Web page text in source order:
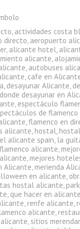
, actividades costa
directo, aeropuerto
, alicante hotel,
alicante,
, autobuses
, cafe en
, desayunar Alicante,
donde desayunar en
, espectáculo
de
,flamenco en
alicante, hostal,
alicante spain, la
alicante,
, mejores
Alicante, merienda
en alicante,
hostal alicante,
, que hacer en alicante
, renfe alicante,
alicante,
, sitios